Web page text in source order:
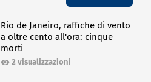
Rio de Janeiro, raffiche di vento
a oltre cento all'ora: cinque
morti
2 visualizzazioni